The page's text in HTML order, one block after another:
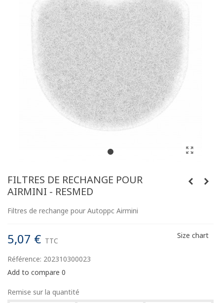
FILTRES DE RECHANGE POUR
AIRMINI - RESMED
Filtres de rechange pour Autoppc Airmini
5,07 € TTC
Size chart
Référence: 202310300023
Add to compare 0
Remise sur la quantité